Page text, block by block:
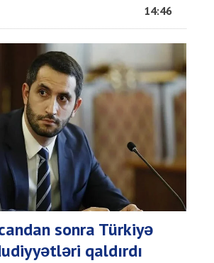
14:46
sonra Türkiyə
qaldırdı